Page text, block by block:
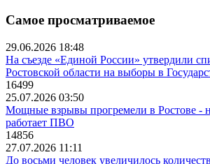
Самое просматриваемое
29.06.2026 18:48
На съезде «Единой России» утвердили
Ростовской области на выборы в
16499
25.07.2026 03:50
Мощные взрывы прогремели в Ростове -
работает ПВО
14856
27.07.2026 11:11
До восьми человек увеличилось